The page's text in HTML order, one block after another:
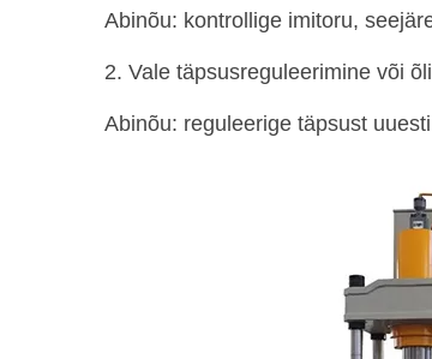
Abinõu: kontrollige imitoru,
2. Vale täpsusreguleerimine või
Abinõu: reguleerige täpsust